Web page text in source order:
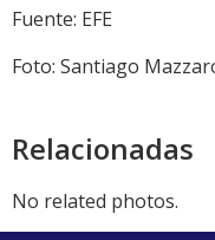
Fuente: EFE
Foto: Santiago
Relacionadas
No related photos.